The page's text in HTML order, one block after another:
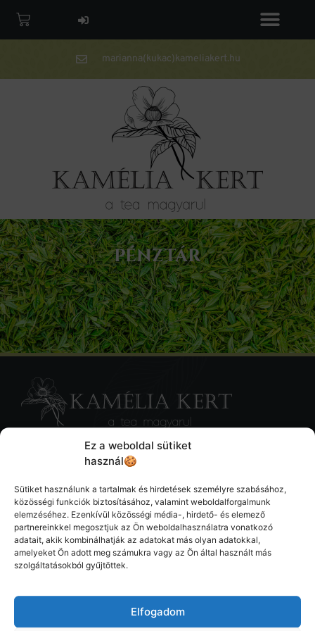
Ez a weboldal sütiket
használ🍪
Sütiket használunk a tartalmak és hirdetések személyre szabásához,
közösségi funkciók biztosításához, valamint weboldalforgalmunk
elemzéséhez. Ezenkívül közösségi média-, hirdető- és elemező
partnereinkkel megosztjuk az Ön weboldalhasználatra vonatkozó
adatait, akik kombinálhatják az adatokat más olyan adatokkal,
amelyeket Ön adott meg számukra vagy az Ön által használt más
szolgáltatásokból gyűjtöttek.
Elfogadom
marianna(kukac)kameliakert.hu
PÉNZTÁR
Elérhetőség
marianna(kukac)kameliakert.hu